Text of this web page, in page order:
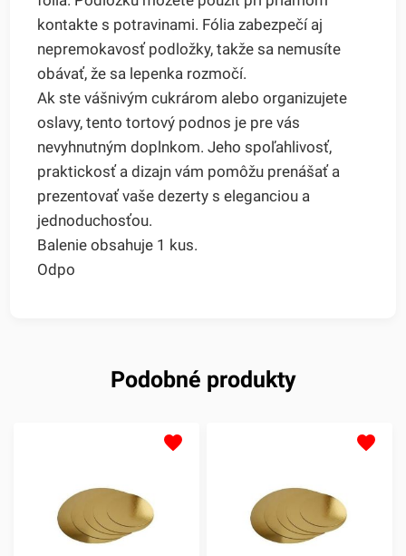
kontakte s potravinami. Fólia zabezpečí aj
nepremokavosť podložky, takže sa nemusíte
obávať, že sa lepenka rozmočí.
Ak ste vášnivým cukrárom alebo organizujete
oslavy, tento tortový podnos je pre vás
nevyhnutným doplnkom. Jeho spoľahlivosť,
praktickosť a dizajn vám pomôžu prenášať a
prezentovať vaše dezerty s eleganciou a
jednoduchosťou.
Balenie obsahuje 1 kus.
Odpo
Podobné produkty